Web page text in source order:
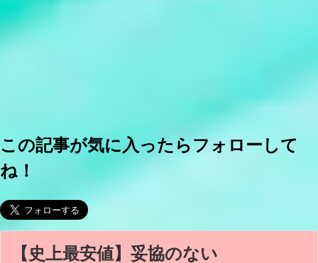
この記事が気に入ったらフォローして
ね！
【史上最安値】妥協のない